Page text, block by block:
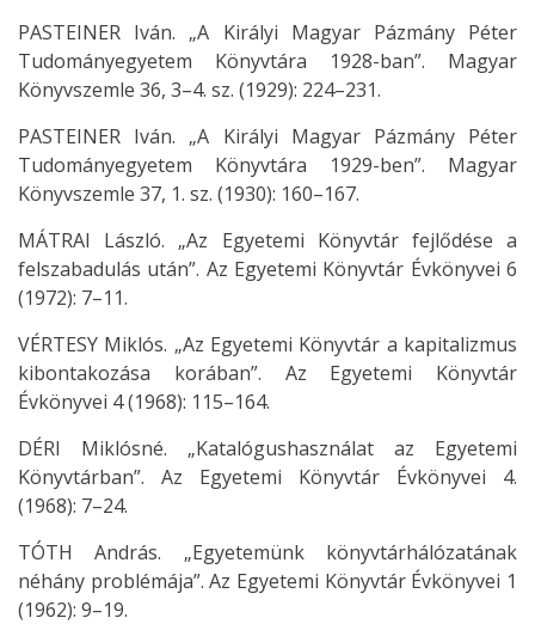
PASTEINER Iván. „A Királyi Magyar Pázmány Péter
Tudományegyetem Könyvtára 1928-ban”. Magyar
Könyvszemle 36, 3–4. sz. (1929): 224–231.
PASTEINER Iván. „A Királyi Magyar Pázmány Péter
Tudományegyetem Könyvtára 1929-ben”. Magyar
Könyvszemle 37, 1. sz. (1930): 160–167.
MÁTRAI László. „Az Egyetemi Könyvtár fejlődése a
felszabadulás után”. Az Egyetemi Könyvtár Évkönyvei 6
(1972): 7–11.
VÉRTESY Miklós. „Az Egyetemi Könyvtár a kapitalizmus
kibontakozása korában”. Az Egyetemi Könyvtár
Évkönyvei 4 (1968): 115–164.
DÉRI Miklósné. „Katalógushasználat az Egyetemi
Könyvtárban”. Az Egyetemi Könyvtár Évkönyvei 4.
(1968): 7–24.
TÓTH András. „Egyetemünk könyvtárhálózatának
néhány problémája”. Az Egyetemi Könyvtár Évkönyvei 1
(1962): 9–19.